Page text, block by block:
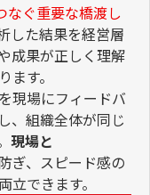
なぐ重要な橋渡し
した結果を経営層
成果が正しく理解
す。
現場にフィードバ
、組織全体が同じ
現場と
ぎ、スピード感の
できます。